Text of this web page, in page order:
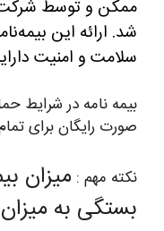
ممکن و توسط
شد. ارائه این
سلامت و امنیت
صورت رایگان برای
نکته مهم : میزان
بستگی به